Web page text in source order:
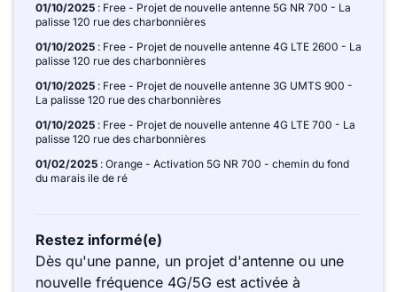
01/10/2025 : Free - Projet de nouvelle antenne 5G NR 700 - La
palisse 120 rue des charbonnières
01/10/2025 : Free - Projet de nouvelle antenne 4G LTE 2600 - La
palisse 120 rue des charbonnières
01/10/2025 : Free - Projet de nouvelle antenne 3G UMTS 900 -
La palisse 120 rue des charbonnières
01/10/2025 : Free - Projet de nouvelle antenne 4G LTE 700 - La
palisse 120 rue des charbonnières
01/02/2025 : Orange - Activation 5G NR 700 - chemin du fond
du marais ile de ré
Restez informé(e)
Dès qu'une panne, un projet d'antenne ou une
nouvelle fréquence 4G/5G est activée à